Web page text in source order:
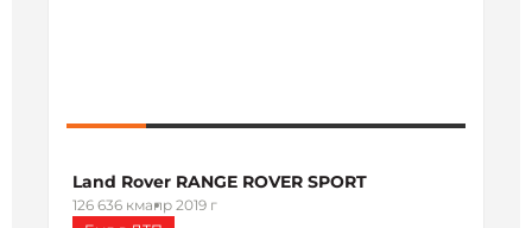
Land Rover RANGE ROVER SPORT
126 636 кмапр 2019 г